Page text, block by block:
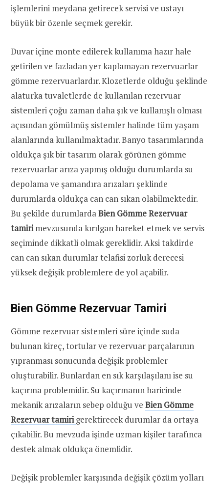
işlemlerini meydana getirecek servisi ve ustayı
büyük bir özenle seçmek gerekir.
Duvar içine monte edilerek kullanıma hazır hale
getirilen ve fazladan yer kaplamayan rezervuarlar
gömme rezervuarlardır. Klozetlerde olduğu şeklinde
alaturka tuvaletlerde de kullanılan rezervuar
sistemleri çoğu zaman daha şık ve kullanışlı olması
açısından gömülmüş sistemler halinde tüm yaşam
alanlarında kullanılmaktadır. Banyo tasarımlarında
oldukça şık bir tasarım olarak görünen gömme
rezervuarlar arıza yapmış olduğu durumlarda su
depolama ve şamandıra arızaları şeklinde
durumlarda oldukça can can sıkan olabilmektedir.
Bu şekilde durumlardaBien Gömme Rezervuar
tamirimevzusunda kırılgan hareket etmek ve servis
seçiminde dikkatli olmak gereklidir. Aksi takdirde
can can sıkan durumlar telafisi zorluk derecesi
yüksek değişik problemlere de yol açabilir.
Bien Gömme Rezervuar Tamiri
Gömme rezervuar sistemleri süre içinde suda
bulunan kireç, tortular ve rezervuar parçalarının
yıpranması sonucunda değişik problemler
oluşturabilir. Bunlardan en sık karşılaşılanı ise su
kaçırma problemidir. Su kaçırmanın haricinde
mekanik arızaların sebep olduğu ve Bien Gömme
Rezervuar tamirigerektirecek durumlar da ortaya
çıkabilir. Bu mevzuda işinde uzman kişiler tarafınca
destek almak oldukça önemlidir.
Değişik problemler karşısında değişik çözüm yolları